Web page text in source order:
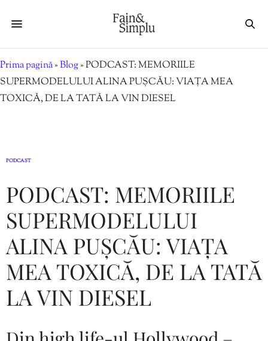
Prima pagină»Blog»PODCAST: MEMORIILE
SUPERMODELULUI ALINA PUȘCĂU: VIAȚA MEA
TOXICĂ, DE LA TATĂ LA VIN DIESEL
PODCAST
PODCAST: MEMORIILE
SUPERMODELULUI
ALINA PUȘCĂU: VIAȚA
MEA TOXICĂ, DE LA TATĂ
LA VIN DIESEL